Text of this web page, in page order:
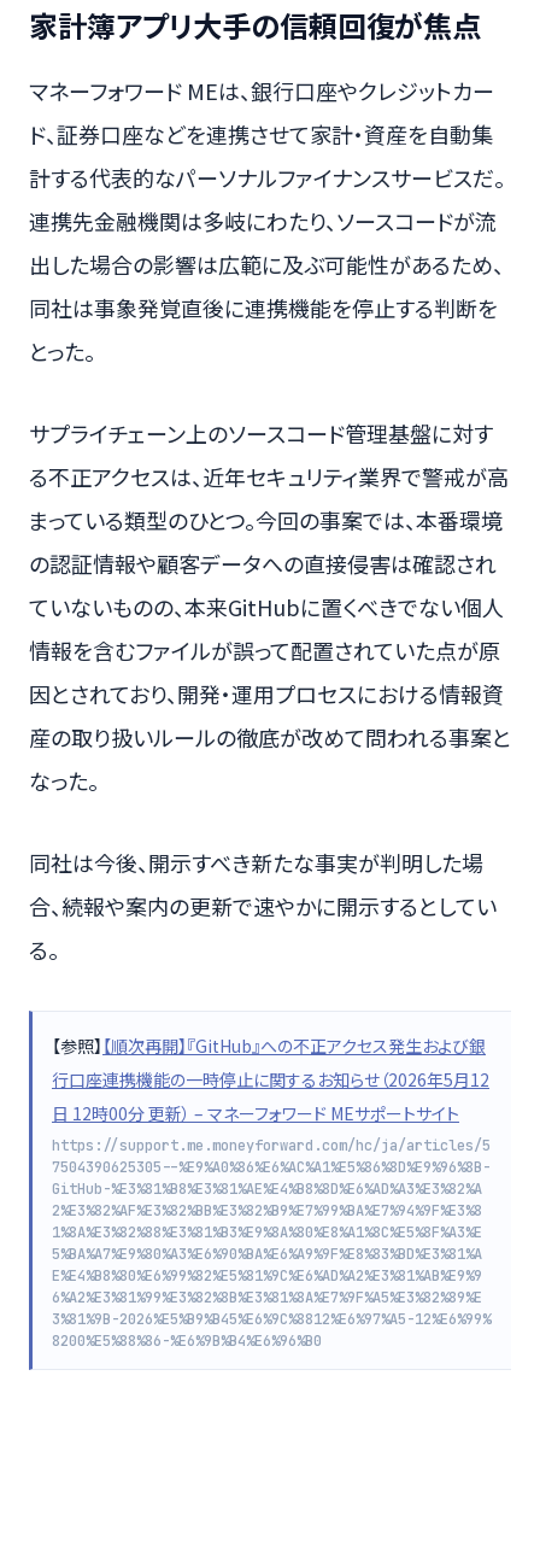
家計簿アプリ大手の信頼回復が焦点
マネーフォワード MEは、銀行口座やクレジットカー
ド、証券口座などを連携させて家計・資産を自動集
計する代表的なパーソナルファイナンスサービスだ。
連携先金融機関は多岐にわたり、ソースコードが流
出した場合の影響は広範に及ぶ可能性があるため、
同社は事象発覚直後に連携機能を停止する判断を
とった。
サプライチェーン上のソースコード管理基盤に対す
る不正アクセスは、近年セキュリティ業界で警戒が高
まっている類型のひとつ。今回の事案では、本番環境
の認証情報や顧客データへの直接侵害は確認され
ていないものの、本来GitHubに置くべきでない個人
情報を含むファイルが誤って配置されていた点が原
因とされており、開発・運用プロセスにおける情報資
産の取り扱いルールの徹底が改めて問われる事案と
なった。
同社は今後、開示すべき新たな事実が判明した場
合、続報や案内の更新で速やかに開示するとしてい
る。
【参照】 【順次再開】『GitHub』への不正アクセス発生および銀
行口座連携機能の一時停止に関するお知らせ（2026年5月12
日 12時00分 更新） – マネーフォワード MEサポートサイト
https://support.me.moneyforward.com/hc/ja/articles/5
7504390625305--%E9%A0%86%E6%AC%A1%E5%86%8D%E9%96%8B-
GitHub-%E3%81%B8%E3%81%AE%E4%B8%8D%E6%AD%A3%E3%82%A
2%E3%82%AF%E3%82%BB%E3%82%B9%E7%99%BA%E7%94%9F%E3%8
1%8A%E3%82%88%E3%81%B3%E9%8A%80%E8%A1%8C%E5%8F%A3%E
5%BA%A7%E9%80%A3%E6%90%BA%E6%A9%9F%E8%83%BD%E3%81%A
E%E4%B8%80%E6%99%82%E5%81%9C%E6%AD%A2%E3%81%AB%E9%9
6%A2%E3%81%99%E3%82%8B%E3%81%8A%E7%9F%A5%E3%82%89%E
3%81%9B-2026%E5%B9%B45%E6%9C%8812%E6%97%A5-12%E6%99%
8200%E5%88%86-%E6%9B%B4%E6%96%B0